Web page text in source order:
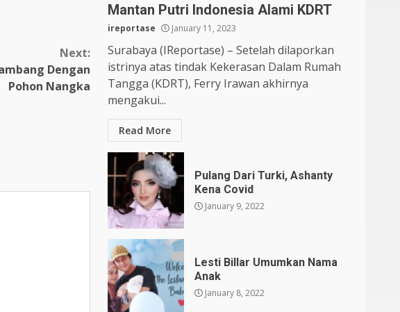
Next:
Dengan
Pohon Nangka
Mantan Putri Indonesia Alami KDRT
ireportase January 11, 2023
Surabaya (IReportase) – Setelah dilaporkan
istrinya atas tindak Kekerasan Dalam Rumah
Tangga (KDRT), Ferry Irawan akhirnya
mengakui...
Read More
Pulang Dari Turki, Ashanty
Kena Covid
January 9, 2022
Lesti Billar Umumkan Nama
Anak
January 8, 2022